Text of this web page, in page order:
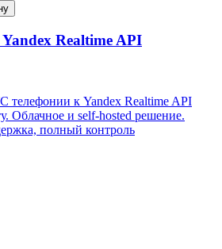
Realtime API
телефонии к Yandex Realtime API
Облачное и self-hosted решение.
полный контроль